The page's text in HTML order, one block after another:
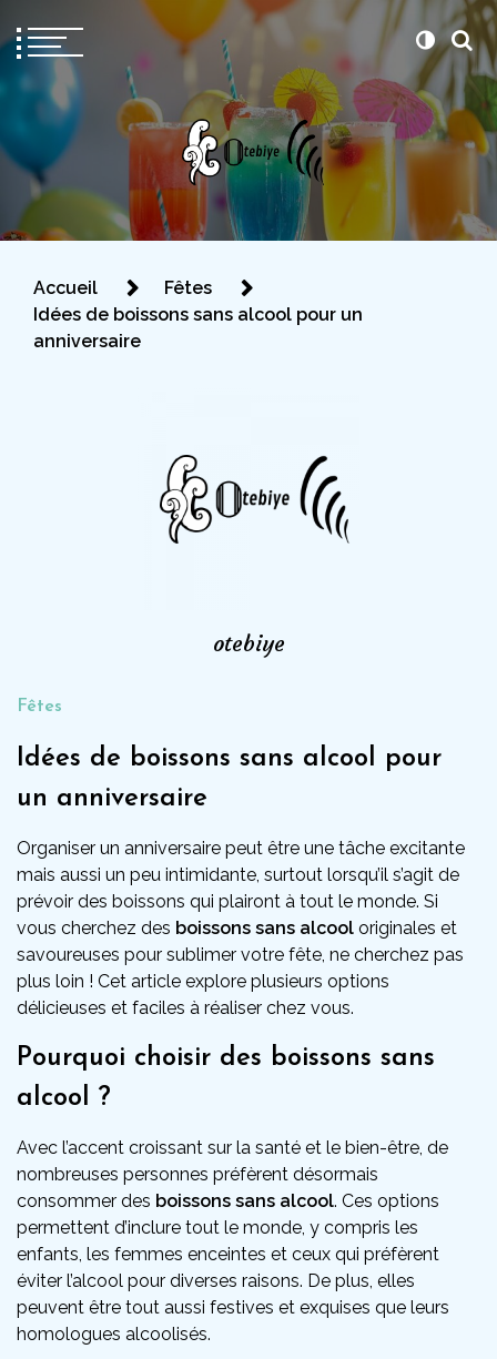
Otebiye
Pour être prête le jour J
Accueil
Fêtes
Idées de boissons sans alcool pour un
anniversaire
otebiye
Fêtes
Idées de boissons sans alcool pour
un anniversaire
Organiser un anniversaire peut être une tâche excitante
mais aussi un peu intimidante, surtout lorsqu’il s’agit de
prévoir des boissons qui plairont à tout le monde. Si
vous cherchez des boissons sans alcool originales et
savoureuses pour sublimer votre fête, ne cherchez pas
plus loin ! Cet article explore plusieurs options
délicieuses et faciles à réaliser chez vous.
Pourquoi choisir des boissons sans
alcool ?
Avec l’accent croissant sur la santé et le bien-être, de
nombreuses personnes préfèrent désormais
consommer des boissons sans alcool. Ces options
permettent d’inclure tout le monde, y compris les
enfants, les femmes enceintes et ceux qui préfèrent
éviter l’alcool pour diverses raisons. De plus, elles
peuvent être tout aussi festives et exquises que leurs
homologues alcoolisés.